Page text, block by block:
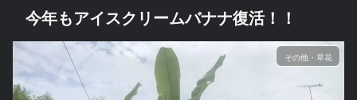
今年もアイスクリームバナナ復活！！
その他・草花